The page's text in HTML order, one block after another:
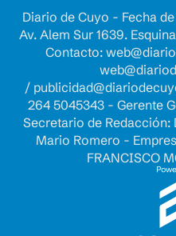
Diario de Cuyo - Fecha
Av. Alem Sur 1639.
Contacto:
/
264 5045343 - Gerente
Secretario de Redacción:
Mario Romero -
FRANCISCO